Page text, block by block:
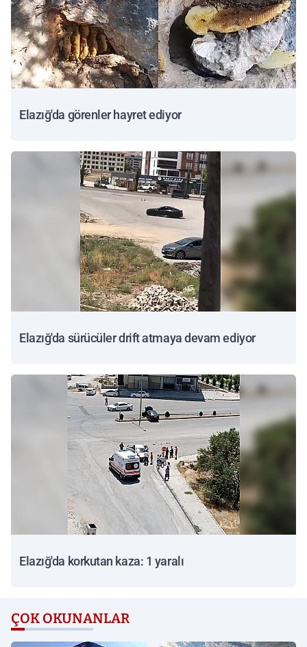
Elazığ'da görenler hayret ediyor
Elazığ'da sürücüler drift atmaya devam ediyor
Elazığ'da korkutan kaza: 1 yaralı
ÇOK OKUNANLAR